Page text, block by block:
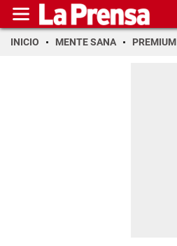
INICIO MENTE SANA PREMIUM